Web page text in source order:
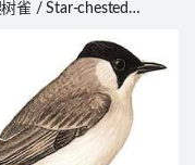
雀 / Star-chested